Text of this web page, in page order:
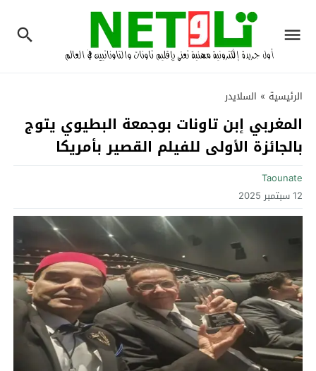
الرئيسية » السلايدر
المغربي إبن تاونات بوجمعة البطيوي يتوج
بالجائزة الأولى للفيلم القصير بأمريكا
Taounate
12 سبتمبر 2025